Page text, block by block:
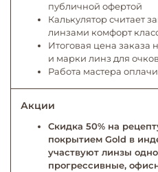
публичной офертой
Калькулятор считает
линзами комфорт
Итоговая цена заказа
и марки линз для
Работа мастера
Акции
Скидка 50% на
покрытием Gold в
участвуют линзы
прогрессивные,